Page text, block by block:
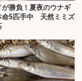
が勝負！夏夜のウナギ
命5匹手中 天然ミミズ